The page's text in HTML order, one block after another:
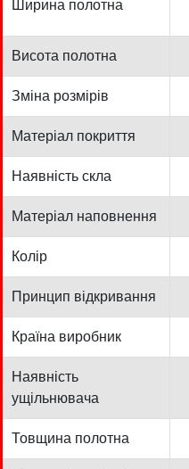
Ширина полотна
Висота полотна
Зміна розмірів
Матеріал покриття
Наявність скла
Матеріал наповнення
Колір
Принцип відкривання
Країна виробник
Наявність
ущільнювача
Товщина полотна